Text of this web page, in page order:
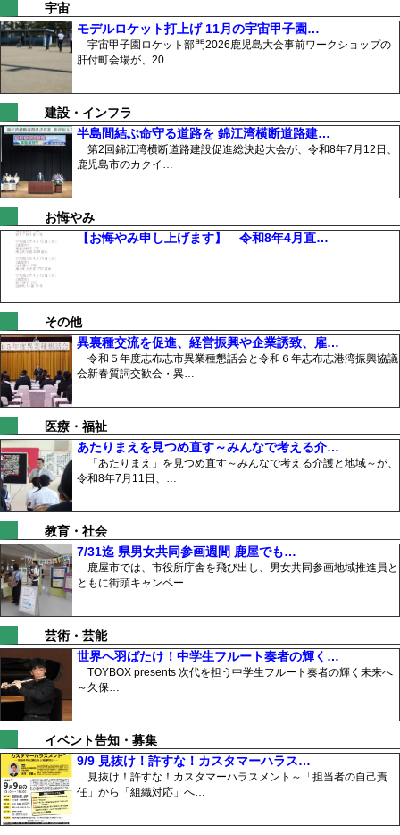
宇宙
モデルロケット打上げ 11月の宇宙甲子園…
宇宙甲子園ロケット部門2026鹿児島大会事前ワークショップの
肝付町会場が、20…
建設・インフラ
半島間結ぶ命守る道路を 錦江湾横断道路建…
第2回錦江湾横断道路建設促進総決起大会が、令和8年7月12日、
鹿児島市のカクイ…
お悔やみ
【お悔やみ申し上げます】 令和8年4月直…
その他
異裏種交流を促進、経営振興や企業誘致、雇…
令和５年度志布志市異業種懇話会と令和６年志布志港湾振興協議
会新春質詞交歓会・異…
医療・福祉
あたりまえを見つめ直す～みんなで考える介…
「あたりまえ」を見つめ直す～みんなで考える介護と地域～が、
令和8年7月11日、…
教育・社会
7/31迄 県男女共同参画週間 鹿屋でも…
鹿屋市では、市役所庁舎を飛び出し、男女共同参画地域推進員と
ともに街頭キャンペー…
芸術・芸能
世界へ羽ばたけ！中学生フルート奏者の輝く…
TOYBOX presents 次代を担う中学生フルート奏者の輝く未来へ
～久保…
イベント告知・募集
9/9 見抜け！許すな！カスタマーハラス…
見抜け！許すな！カスタマーハラスメント～「担当者の自己責
任」から「組織対応」へ…